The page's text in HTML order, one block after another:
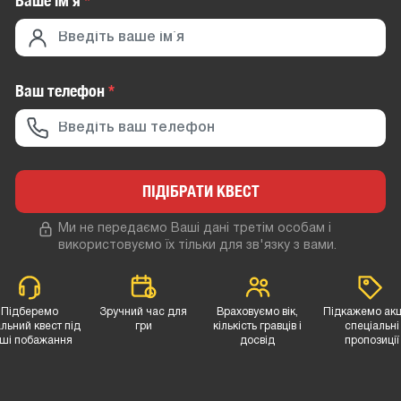
Ваш телефон*
ПІДІБРАТИ КВЕСТ
Ми не передаємо Ваші дані третім особам і
використовуємо їх тільки для зв'язку з вами.
Підберемо
квест під
побажання
Зручний час для
гри
Враховуємо вік,
кількість гравців і
досвід
Підкажемо
спеціальні
пропозиції